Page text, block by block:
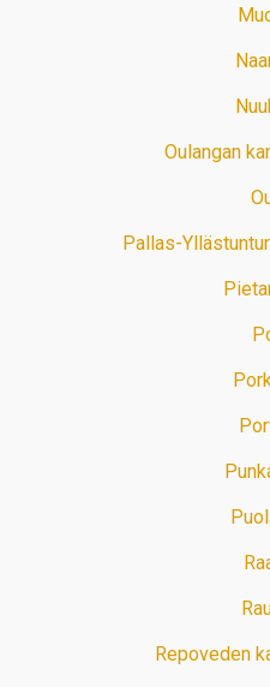
Oulangan
Pallas-
Repoveden